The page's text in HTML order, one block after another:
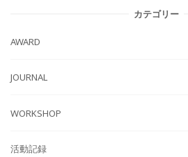
カテゴリー
AWARD
JOURNAL
WORKSHOP
活動記録